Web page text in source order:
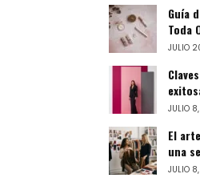
Guía
Toda
JULIO
JULIO
El
una
JULIO